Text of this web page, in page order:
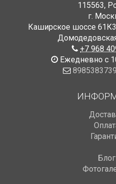
115563,
г.
Каширское шоссе
+7 968
Ежедневно с
Блог